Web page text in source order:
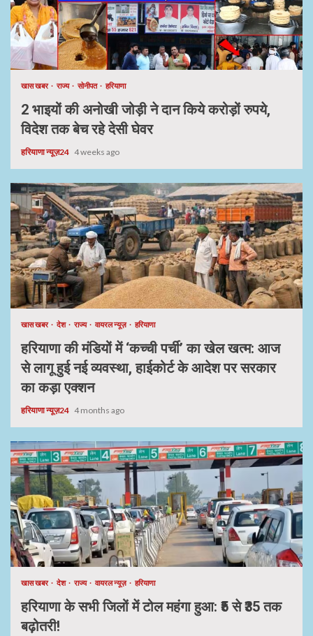
खास खबर राज्य सोनीपत हरियाणा
2 भाइयों की अनोखी जोड़ी ने दान किये करोड़ों रुपये,
विदेश तक बेच रहे देसी घेवर
हरियाणा न्यूज़24 4 weeks ago
खास खबर देश राज्य वायरल न्यूज़ हरियाणा
हरियाणा की मंडियों में ‘कच्ची पर्ची’ का खेल खत्म: आज
से लागू हुई नई व्यवस्था, हाईकोर्ट के आदेश पर सरकार
का कड़ा एक्शन
हरियाणा न्यूज़24 4 months ago
खास खबर देश राज्य वायरल न्यूज़ हरियाणा
हरियाणा के सभी जिलों में टोल महंगा हुआ: ₹5 से ₹35 तक
बढ़ोतरी!